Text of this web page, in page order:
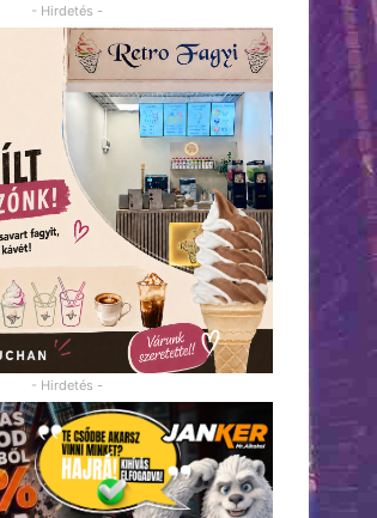
- Hirdetés -
- Hirdetés -